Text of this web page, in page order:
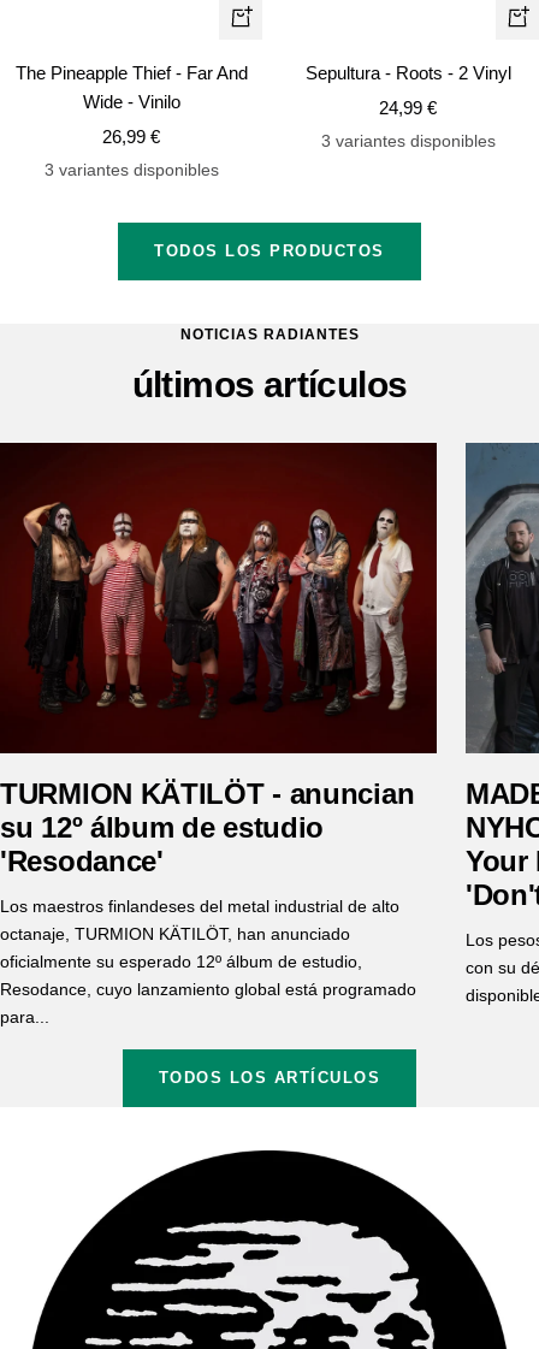
+
Añadir
The Pineapple Thief - Far And
Wide - Vinilo
Precio
de
26,99 €
3 variantes disponibles
+
Sepultura - Roots - 2 Vinyl
Precio
de
24,99 €
3 variantes disponibles
TODOS LOS PRODUCTOS
NOTICIAS RADIANTES
últimos artículos
TURMION KÄTILÖT - anuncian
su 12º álbum de estudio
'Resodance'
Los maestros finlandeses del metal industrial de alto
octanaje, TURMION KÄTILÖT, han anunciado
oficialmente su esperado 12º álbum de estudio,
Resodance, cuyo lanzamiento global está programado
para...
Your
Los
con su
TODOS LOS ARTÍCULOS